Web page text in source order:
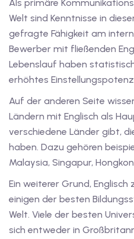
A2
Deutschkurse mit
Deutschkurse mit
mit Gutschein
mit
Als primäre
Welt sind Kenntnisse in
gefragte Fähigkeit am
Bewerber mit fließenden
Lebenslauf haben
erhöhtes
Auf der anderen Seite
Ländern mit Englisch als
verschiedene Länder gibt,
haben. Dazu gehören
Malaysia, Singapur,
Ein weiterer Grund,
einigen der besten
Welt. Viele der besten
sich entweder in